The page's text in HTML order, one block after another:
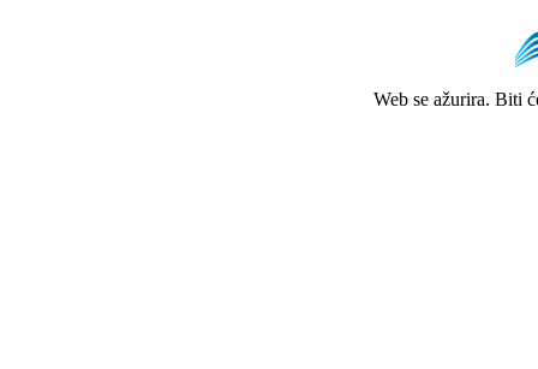
Web se ažurira. Biti